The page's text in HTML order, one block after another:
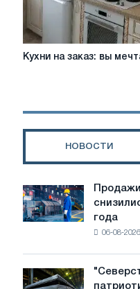
Кухни
на
воплощаем!
Кухни на заказ: вы
НОВОСТИ
Продажи
автомобилей
в
июле
года
06-08-
"Северсталь"